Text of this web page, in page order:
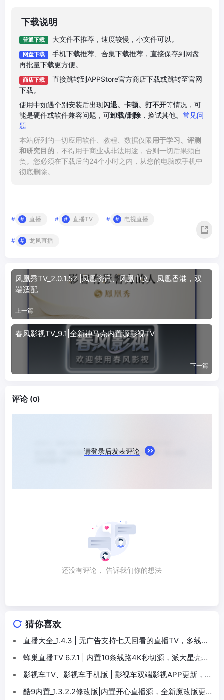
下载说明
普通下载 大文件不推荐，速度较慢，小文件可以。
网盘下载
手机下载推荐、合集下载推荐，直接保存到网盘
再批量下载更方便。
商店下载
直接跳转到APPStore官方商店下载或跳转至官网
下载。
使用中如遇个别安装后出现闪退、卡顿、打不开等情况，可
能是硬件或软件兼容问题，可卸载/删除 ，换试其他。 常见问
题
本站所列的一切应用软件、教程、数据仅限 用于学习、评测
和研究目的 ，不得用于商业或非法用途，否则一切后果须自
负。您必须在下载后的24个小时之内，从您的电脑或手机中
彻底删除。
# 直播 # 直播TV # 电视直播
# 龙凤直播
凤凰秀TV_2.0.1.52 |凤凰资讯、凤凰中文、凤凰香港，双
端适配
上一篇
春风影视TV_9.1|全新神马壳内置源影视TV
下一篇
评论 (0)
请登录后发表评论
还没有评论， 告诉我们你的想法
猜你喜欢
直播大全_1.4.3 | 无广告支持七天回看的直播TV，多线路
蜂巢直播TV 6.7.1 | 内置10条线路4K秒切源，派大星壳打
影视车TV、影视车手机版 | 影视车双端影视APP更新，内
置源TV大屏版，还有手机竖屏版
酷9内置_1.3.2.2修改版|内置开心直播源，全新魔改版更